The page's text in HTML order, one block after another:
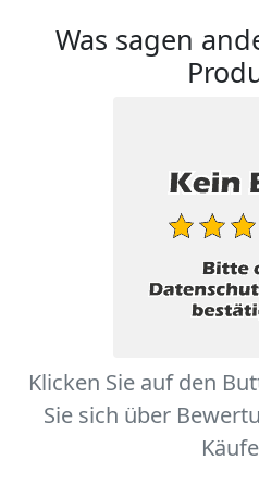
Was sagen
Klicken Sie auf den
Sie sich über